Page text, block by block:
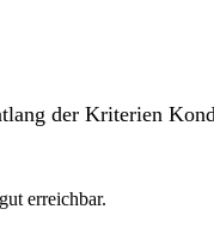
der Kriterien
erreichbar.